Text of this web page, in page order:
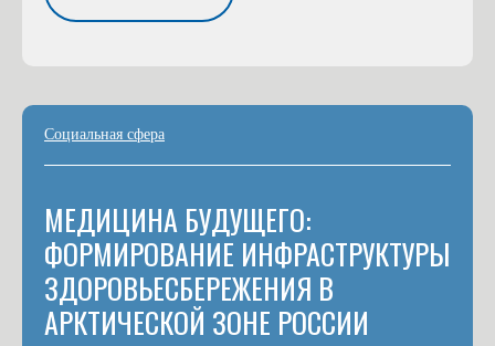
Социальная сфера
МЕДИЦИНА БУДУЩЕГО:
ФОРМИРОВАНИЕ ИНФРАСТРУКТУРЫ
ЗДОРОВЬЕСБЕРЕЖЕНИЯ В
АРКТИЧЕСКОЙ ЗОНЕ РОССИИ